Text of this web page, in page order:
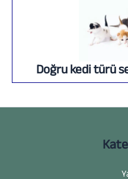
Doğru kedi türü